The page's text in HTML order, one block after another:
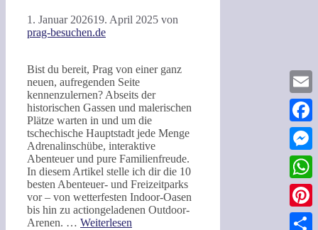
1. Januar 202619. April 2025 von
prag-besuchen.de
Bist du bereit, Prag von einer ganz
neuen, aufregenden Seite
kennenzulernen? Abseits der
historischen Gassen und malerischen
Plätze warten in und um die
tschechische Hauptstadt jede Menge
Adrenalinschübe, interaktive
Abenteuer und pure Familienfreude.
In diesem Artikel stelle ich dir die 10
besten Abenteuer- und Freizeitparks
vor – von wetterfesten Indoor-Oasen
bis hin zu actiongeladenen Outdoor-
Arenen. … Weiterlesen
Email